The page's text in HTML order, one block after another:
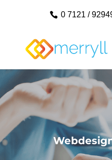
0 7121 /